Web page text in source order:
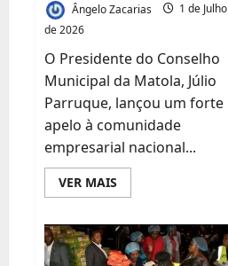
Ângelo Zacarias
1 de Julho
de 2026
O Presidente do Conselho
Municipal da Matola, Júlio
Parruque, lançou um forte
apelo à comunidade
empresarial nacional...
VER MAIS
mais
Parruque
desafia
empresários